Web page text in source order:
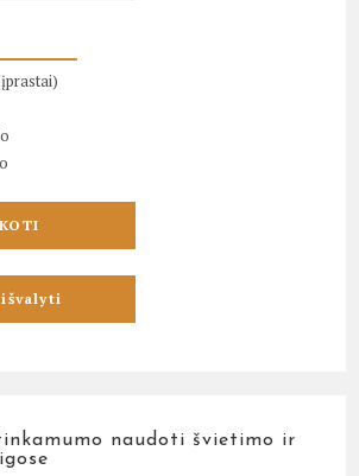
naudoti švietimo ir